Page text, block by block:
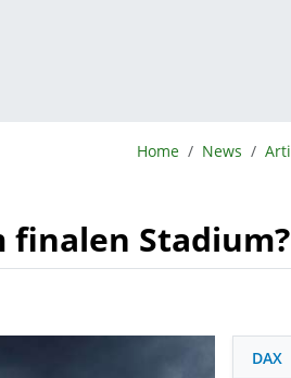
BörsenNEWS.de
Home News
finalen Stadium?
DAX